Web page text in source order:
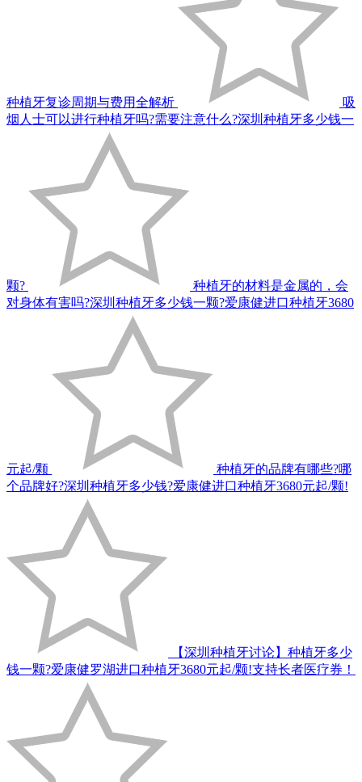
种植牙复诊周期与费用全解析
吸
烟人士可以进行种植牙吗?需要注意什么?深圳种植牙多少钱一
颗?
种植牙的材料是金属的，会
对身体有害吗?深圳种植牙多少钱一颗?爱康健进口种植牙3680
元起/颗
种植牙的品牌有哪些?哪
个品牌好?深圳种植牙多少钱?爱康健进口种植牙3680元起/颗!
【深圳种植牙讨论】种植牙多少
钱一颗?爱康健罗湖进口种植牙3680元起/颗!支持长者医疗券！